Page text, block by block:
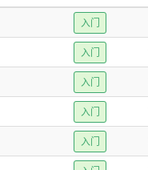
入门
入门
入门
入门
入门